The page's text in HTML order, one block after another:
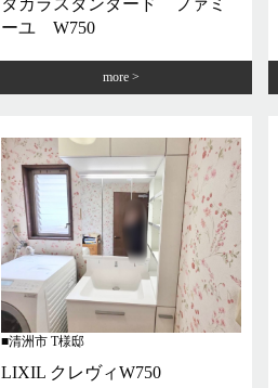
ーユ W750
more
清洲市 T様邸
LIXIL クレヴィW750